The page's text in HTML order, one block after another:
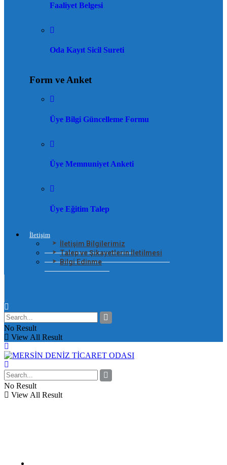
Faaliyet Belgesi
Oda Kayıt Sicil Sureti
Form ve Anket
Üye Bilgi Güncelleme Formu
Üye Memnuniyet Anketi
Üye Eğitim Talep
İletişim
İletişim Bilgilerimiz
Talep ve Şikayetlerin İletilmesi
Bilgi Edinme
No Result
View All Result
No Result
View All Result